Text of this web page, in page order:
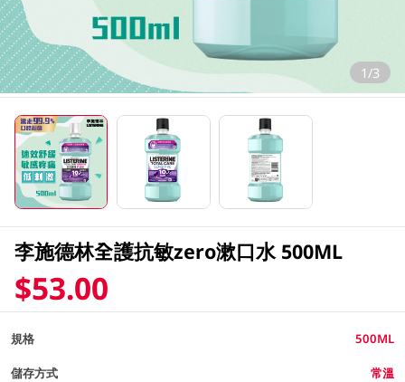
1/3
李施德林全護抗敏zero漱口水 500ML
$53.00
規格 500ML
儲存方式 常溫